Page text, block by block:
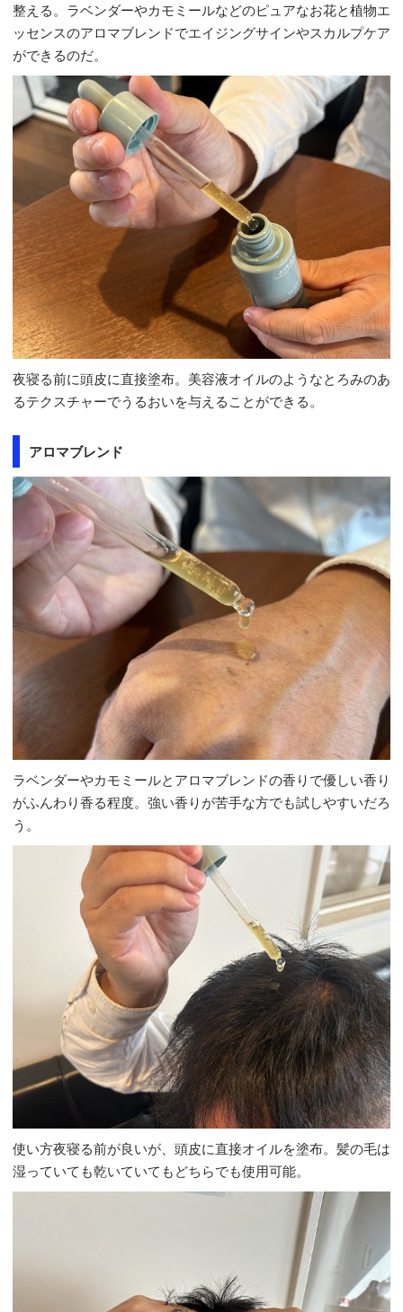
整える。ラベンダーやカモミールなどのピュアなお花と植物エ
ッセンスのアロマブレンドでエイジングサインやスカルプケア
ができるのだ。
夜寝る前に頭皮に直接塗布。美容液オイルのようなとろみのあ
るテクスチャーでうるおいを与えることができる。
アロマブレンド
ラベンダーやカモミールとアロマブレンドの香りで優しい香り
がふんわり香る程度。強い香りが苦手な方でも試しやすいだろ
う。
使い方夜寝る前が良いが、頭皮に直接オイルを塗布。髪の毛は
湿っていても乾いていてもどちらでも使用可能。